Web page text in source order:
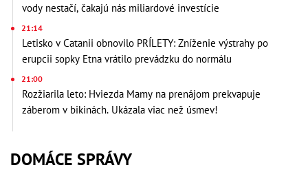
vody nestačí, čakajú nás miliardové investície
21:14
Letisko v Catanii obnovilo PRÍLETY: Zníženie výstrahy po
erupcii sopky Etna vrátilo prevádzku do normálu
21:00
Rozžiarila leto: Hviezda Mamy na prenájom prekvapuje
záberom v bikinách. Ukázala viac než úsmev!
DOMÁCE SPRÁVY